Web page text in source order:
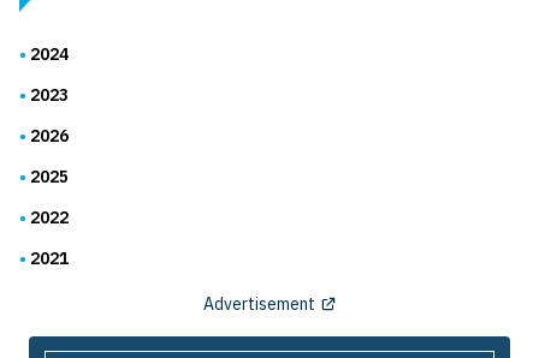
2024
2023
2026
2025
2022
2021
Advertisement